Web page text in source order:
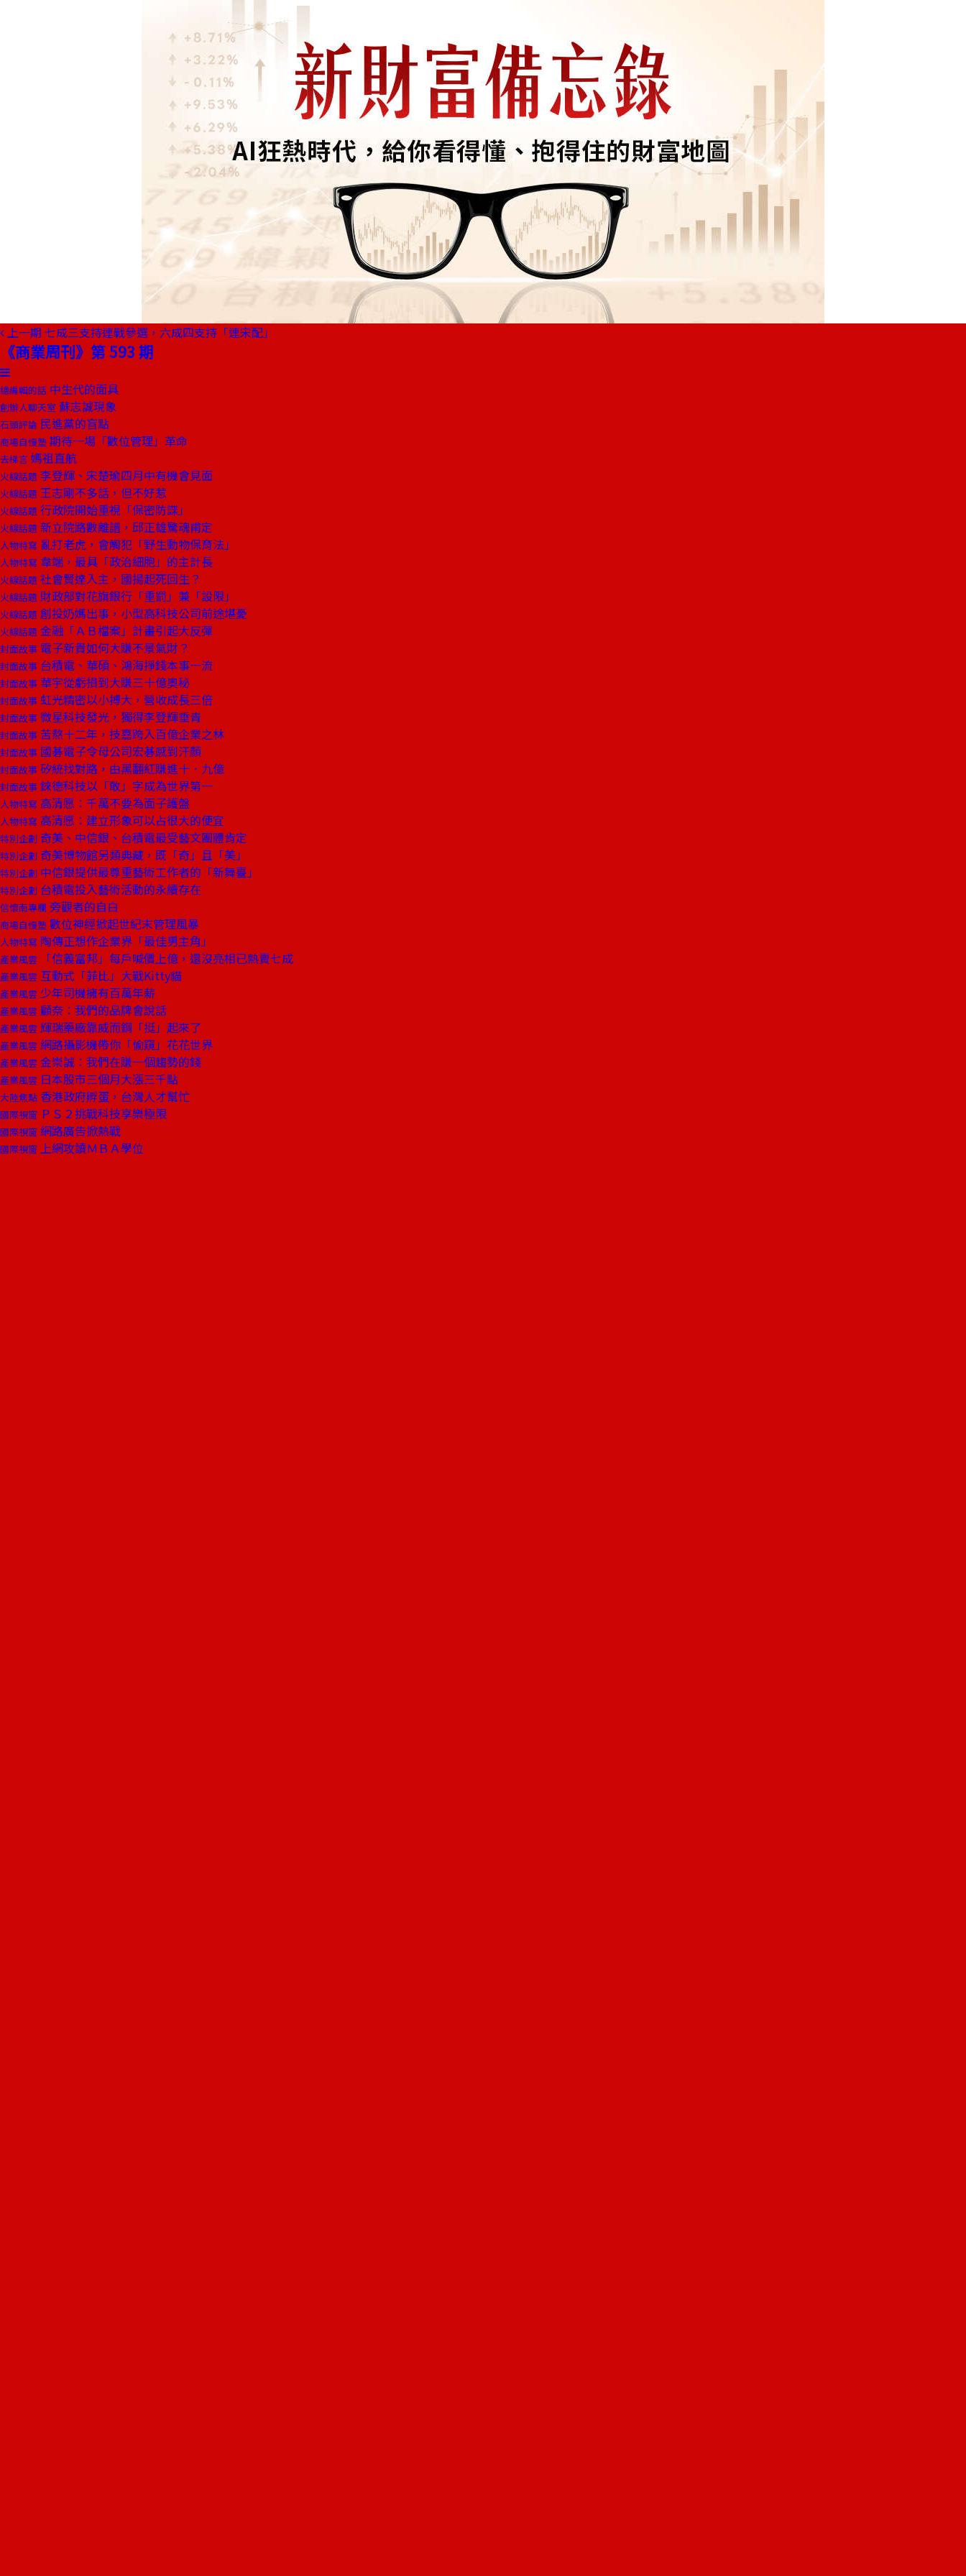
上一期 七成三支持連戰參選，六成四支持「連宋配」
《商業周刊》第 593 期
總編輯的話 中生代的面具
創辦人聊天室 蘇志誠現象
石頭評論 民進黨的盲點
商場自慢塾 期待一場「數位管理」革命
去梯言 媽祖直航
火線話題 李登輝、宋楚瑜四月中有機會見面
火線話題 王志剛不多話，但不好惹
火線話題 行政院開始重視「保密防諜」
火線話題 新立院路數離譜，邱正雄驚魂甫定
人物特寫 亂打老虎，會觸犯「野生動物保育法」
人物特寫 韋端，最具「政治細胞」的主計長
火線話題 社會賢達入主，國揚起死回生？
火線話題 財政部對花旗銀行「重罰」兼「設限」
火線話題 創投奶媽出事，小型高科技公司前途堪憂
火線話題 金融「ＡＢ檔案」計畫引起大反彈
封面故事 電子新貴如何大賺不景氣財？
封面故事 台積電、華碩、鴻海掙錢本事一流
封面故事 華宇從虧損到大賺三十億奧秘
封面故事 虹光精密以小搏大，營收成長三倍
封面故事 微星科技發光，獨得李登輝垂青
封面故事 苦熬十二年，技嘉跨入百億企業之林
封面故事 國碁電子令母公司宏碁感到汗顏
封面故事 矽統找對路，由黑翻紅賺進十．九億
封面故事 錸德科技以「敢」字成為世界第一
人物特寫 高清愿：千萬不要為面子護盤
人物特寫 高清愿：建立形象可以占很大的便宜
特別企劃 奇美、中信銀、台積電最受藝文團體肯定
特別企劃 奇美博物館另類典藏，既「奇」且「美」
特別企劃 中信銀提供最尊重藝術工作者的「新舞臺」
特別企劃 台積電投入藝術活動的永續存在
信懷南專欄 旁觀者的自白
商場自慢塾 數位神經掀起世紀末管理風暴
人物特寫 陶傳正想作企業界「最佳男主角」
產業風雲 「信義富邦」每戶喊價上億，還沒亮相已熱賣七成
產業風雲 互動式「菲比」大戰Kitty貓
產業風雲 少年司機擁有百萬年薪
產業風雲 顧奈：我們的品牌會說話
產業風雲 輝瑞藥廠靠威而鋼「挺」起來了
產業風雲 網路攝影機帶你「偷窺」花花世界
產業風雲 金崇誠：我們在賺一個趨勢的錢
產業風雲 日本股市三個月大漲三千點
大陸焦點 香港政府孵蛋，台灣人才幫忙
國際視窗 ＰＳ２挑戰科技享樂極限
國際視窗 網路廣告掀熱戰
國際視窗 上網攻讀ＭＢＡ學位